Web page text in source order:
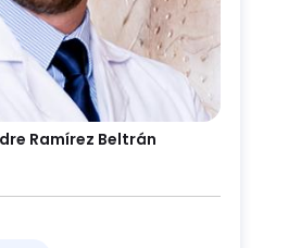
Ramírez Beltrán